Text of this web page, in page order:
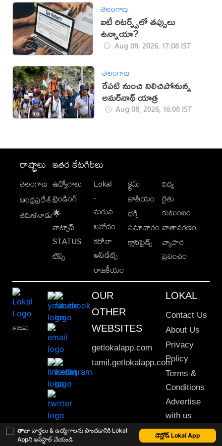
తాజా వార్తలు & ఉద్యోగాలను పొందడానికి Lokal
Appని ఇన్‌స్టాల్ చేయండి
డౌన్లోడ్ Lokal App
తెలంగాణ
ఐటీ​ రిటర్న్స్​లో తప్పులు
ఉన్నాయా?
Aug 08, 2026, 17:08 IST
తెలంగాణ
రేపటి నుంచి నిలిచిపోనున్న
అమర్‌నాథ్ యాత్ర
Aug 08, 2026, 16:08 IST
రాష్ట్రాలు
తెలంగాణ
ఆంధ్రప్రదేశ్
తమిళనాడు
ఇతర కేటగిరీలు
ఉద్యోగాలు
ట్రెండింగ్
🌟
వాట్సాప్
STATUS
టిప్స్
Lokal
-
మగువ
వినోదం
కరోనా
అప్‌డేట్స్
రాజకీయం
క్రైమ్
జాతీయం
భక్తి
సమాచారం
క్లాసిఫైడ్స్
విద్య
రైతు
కుటుంబం
వాతావరణం
వ్యాపార
ప్రపంచం
OUR
OTHER
WEBSITES
getlokalapp.com
tamil.getlokalapp.com
LOKAL
Contact Us
About Us
Privacy
Policy
Terms &
Conditions
Advertise
with us
Sitemap
This material may not be published, transmitted, rewritten or redistributed. © 2020 Lokal App. All rights reserved.